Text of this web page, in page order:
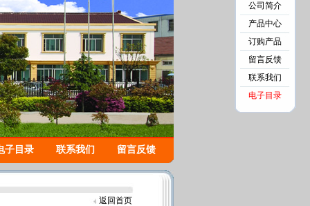
子目录 联系我们 留言反馈
返回首页
公司简介
产品中心
订购产品
留言反馈
联系我们
电子目录